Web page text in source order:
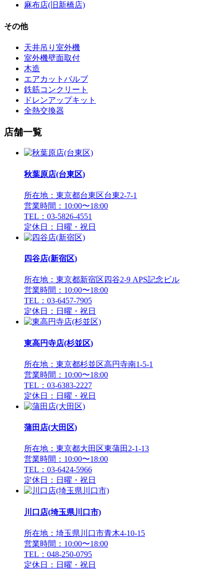
麻布店(旧新橋店)
その他
天井吊り室外機
室外機壁面取付
木造
エアカットバルブ
鉄筋コンクリート
ドレンアップキット
全熱交換器
店舗一覧
秋葉原店(台東区)
所在地：東京都台東区台東2-7-1
営業時間：10:00〜18:00
TEL：03-5826-4551
定休日：日曜・祝日
四谷店(新宿区)
所在地：東京都新宿区四谷2-9 APS記念ビル
営業時間：10:00〜18:00
TEL：03-6457-7905
定休日：日曜・祝日
東高円寺店(杉並区)
所在地：東京都杉並区高円寺南1-5-1
営業時間：10:00〜18:00
TEL：03-6383-2227
定休日：日曜・祝日
蒲田店(大田区)
所在地：東京都大田区東蒲田2-1-13
営業時間：10:00〜18:00
TEL：03-6424-5966
定休日：日曜・祝日
川口店(埼玉県川口市)
所在地：埼玉県川口市青木4-10-15
営業時間：10:00〜18:00
TEL：048-250-0795
定休日：日曜・祝日